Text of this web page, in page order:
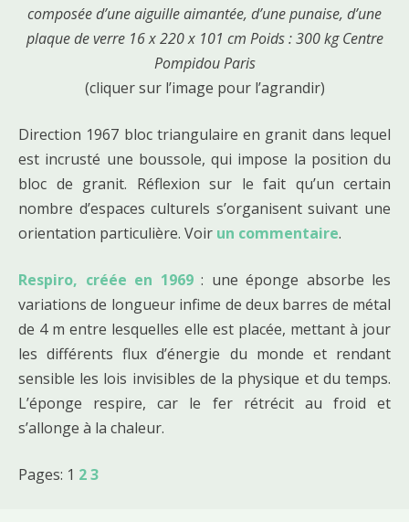
composée d’une aiguille aimantée, d’une punaise, d’une
plaque de verre 16 x 220 x 101 cm Poids : 300 kg Centre
Pompidou Paris
(cliquer sur l’image pour l’agrandir)
Direction 1967 bloc triangulaire en granit dans lequel
est incrusté une boussole, qui impose la position du
bloc de granit. Réflexion sur le fait qu’un certain
nombre d’espaces culturels s’organisent suivant une
orientation particulière. Voir un commentaire.
Respiro, créée en 1969: une éponge absorbe les
variations de longueur infime de deux barres de métal
de 4 m entre lesquelles elle est placée, mettant à jour
les différents flux d’énergie du monde et rendant
sensible les lois invisibles de la physique et du temps.
L’éponge respire, car le fer rétrécit au froid et
s’allonge à la chaleur.
Pages: 1 23